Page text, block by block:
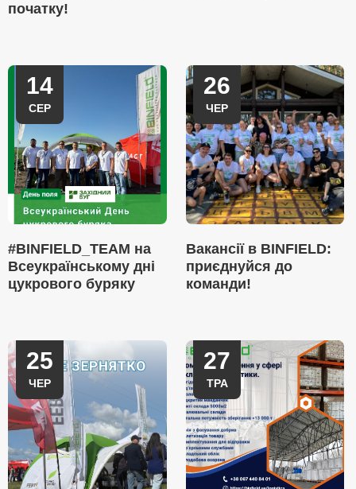
початку!
14
СЕР
#BINFIELD_TEAM на
Всеукраїнському дні
цукрового буряку
26
ЧЕР
Вакансії в BINFIELD:
приєднуйся до
команди!
25
ЧЕР
27
ТРА